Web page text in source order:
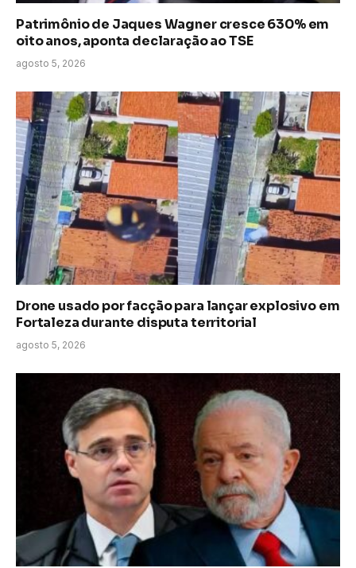
Patrimônio de Jaques Wagner cresce 630% em
oito anos, aponta declaração ao TSE
agosto 5, 2026
Drone usado por facção para lançar explosivo em
Fortaleza durante disputa territorial
agosto 5, 2026